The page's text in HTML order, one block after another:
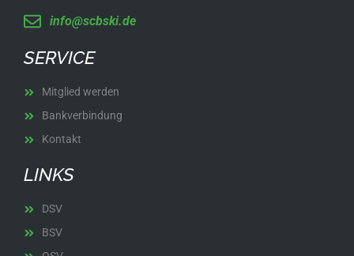
info@scbski.de
SERVICE
Mitglied werden
Bankverbindung
Kontakt
LINKS
DSV
BSV